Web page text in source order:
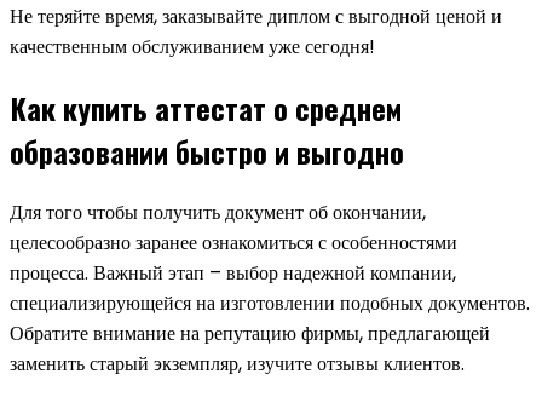
Не теряйте время, заказывайте диплом с выгодной ценой и
качественным обслуживанием уже сегодня!
Как купить аттестат о среднем
образовании быстро и выгодно
Для того чтобы получить документ об окончании,
целесообразно заранее ознакомиться с особенностями
процесса. Важный этап – выбор надежной компании,
специализирующейся на изготовлении подобных документов.
Обратите внимание на репутацию фирмы, предлагающей
заменить старый экземпляр, изучите отзывы клиентов.